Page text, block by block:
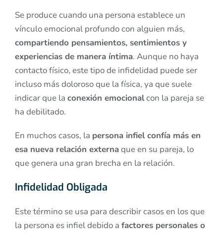
Se produce cuando una persona establece un
vínculo emocional profundo con alguien más,
compartiendo pensamientos, sentimientos y
experiencias de manera íntima. Aunque no haya
contacto físico, este tipo de infidelidad puede ser
incluso más doloroso que la física, ya que suele
indicar que la conexión emocionalcon la pareja se
ha debilitado.
En muchos casos, la persona infiel confía más en
esa nueva relación externaque en su pareja, lo
que genera una gran brecha en la relación.
Infidelidad Obligada
Este término se usa para describir casos en los que
la persona es infiel debido a factores personales o